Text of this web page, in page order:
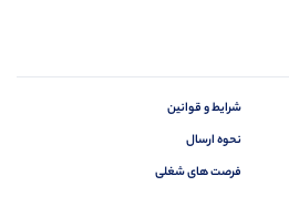
شرایط و قوانین
نحوه ارسال
فرصت های شغلی